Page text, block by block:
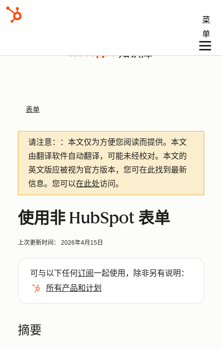
菜
单
知识库
表单
请注意： ：本文仅为方便您阅读而提供。 本文
由翻译软件自动翻译，可能未经校对。本文的
英文版应被视为官方版本，您可在此找到最新
信息。您可以在此处访问。
使用非 HubSpot 表单
上次更新时间： 2026年4月15日
可与以下任何订阅一起使用，除非另有说明：
所有产品和计划
摘要